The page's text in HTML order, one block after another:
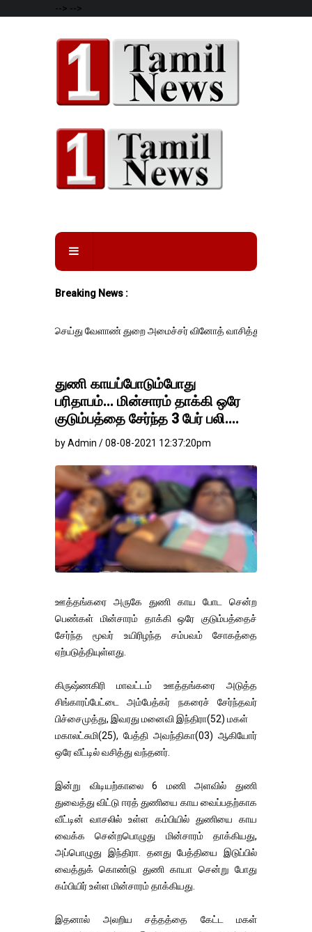
--> -->
Breaking News :
வேளாண் துறை அமைச்சர் வினோத் வாசித்து வருகிறார். �.
துணி காயப்போடும்போது
பரிதாபம்... மின்சாரம் தாக்கி ஒரே
குடும்பத்தை சேர்ந்த 3 பேர் பலி....
by Admin / 08-08-2021 12:37:20pm
ஊத்தங்கரை அருகே துணி காய போட சென்ற
பெண்கள் மின்சாரம் தாக்கி ஒரே குடும்பத்தைச்
சேர்ந்த மூவர் உயிரிழந்த சம்பவம் சோகத்தை
ஏற்படுத்தியுள்ளது.
கிருஷ்ணகிரி மாவட்டம் ஊத்தங்கரை அடுத்த
சிங்காரப்பேட்டை அம்பேத்கர் நகரைச் சேர்ந்தவர்
பிச்சைமுத்து, இவரது மனைவி இந்திரா(52) மகள்
மகாலட்சுமி(25), பேத்தி அவந்திகா(03) ஆகியோர்
ஒரே வீட்டில் வசித்து வந்தனர்.
இன்று விடியற்காலை 6 மணி அளவில் துணி
துவைத்து விட்டு ஈரத் துணியை காய வைப்பதற்காக
வீட்டின் வாசலில் உள்ள கம்பியில் துணியை காய
வைக்க சென்றபொழுது மின்சாரம் தாக்கியது,
அப்பொழுது இந்திரா. தனது பேத்தியை இடுப்பில்
வைத்துக் கொண்டு துணி காயா சென்று போது
கம்பியிர் உள்ள மின்சாரம் தாக்கியது.
இதனால் அலறிய சத்தத்தை கேட்ட மகள்